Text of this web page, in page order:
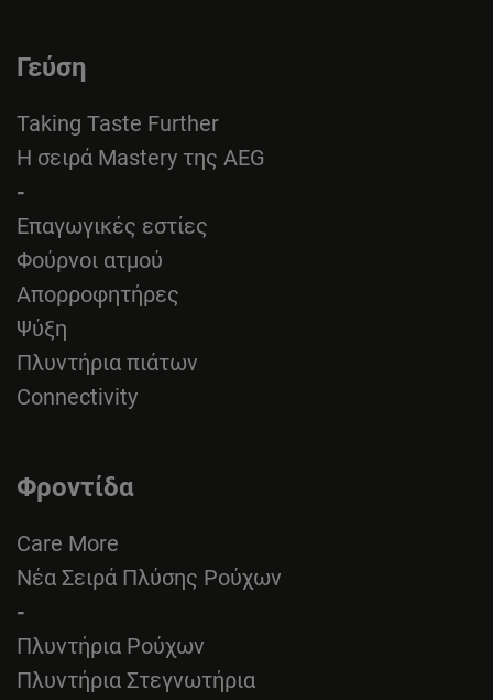
Γεύση
Taking Taste Further
Η σειρά Mastery της AEG
-
Επαγωγικές εστίες
Φούρνοι ατμού
Απορροφητήρες
Ψύξη
Πλυντήρια πιάτων
Connectivity
Φροντίδα
Care More
Νέα Σειρά Πλύσης Ρούχων
-
Πλυντήρια Ρούχων
Πλυντήρια Στεγνωτήρια